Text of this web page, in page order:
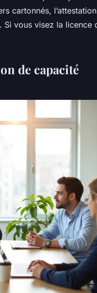
cartonnés,
Si vous visez la licence
de capacité